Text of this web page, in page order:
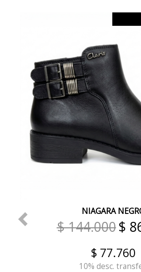
NIAGARA
$ 144.000$
$ 77.760
10% desc.